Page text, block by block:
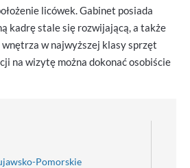
licówek. Gabinet posiada
kadrę stale się rozwijającą, a także
w najwyższej klasy sprzęt
na wizytę można dokonać osobiście
Pomorskie